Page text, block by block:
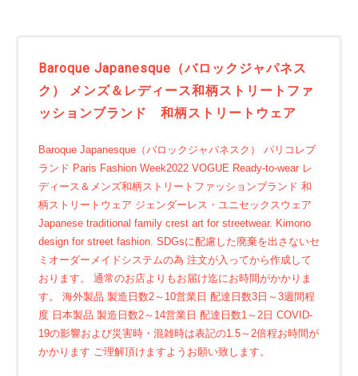
Baroque Japanesque（バロックジャパネス
ク） メンズ＆レディース和柄ストリートファ
ッションブランド 和柄ストリートウェア
Baroque Japanesque（バロックジャパネスク） パリコレブ
ランド Paris Fashion Week2022 VOGUE Ready-to-wear レ
ディース＆メンズ和柄ストリートファッションブランド 和
柄ストリートウェア ジェンダーレス・ユニセックスウェア
Japanese traditional family crest art for streetwear. Kimono
design for street fashion. SDGsに配慮した廃棄を出さないセ
ミオーダーメイドシステムの為 注文が入ってから作成して
おります。 通常のお店よりもお届け迄にお時間がかかりま
す。 海外製品 製造日数2～10営業日 配達日数3日～3週間程
度 日本製品 製造日数2～14営業日 配達日数1～2日 COVID-
19の影響および災害時・混雑時は表記の1.5～2倍程お時間が
かかります ご理解頂けますようお願い致します。